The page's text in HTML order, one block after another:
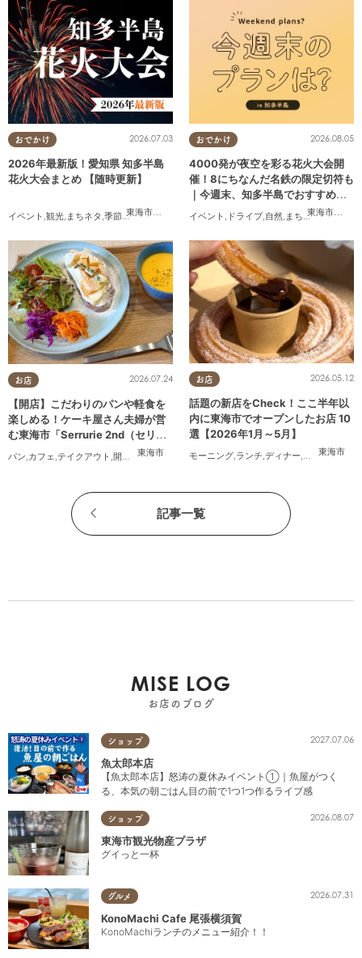
おでかけ
東海市
,大府市 知多市 東浦町, 阿久比町,半田市,常滑市,武豊
2026.07.03
2026年最新版！愛知県 知多半島
花火大会まとめ 【随時更新】
イベント ,観光, まちネタ ,季節ネタ ,まとめ記事 親子,夫婦 家族,カップル ,友人
おでかけ
東海市
,大府
2026.08.05
4000発が夜空を彩る花火大会開
催！8にちなんだ名鉄の限定切符も
｜今週末、知多半島でおすすめの
プラン【8/8(土)・9(日)】
イベント , ドライブ,自然, まちネタ ,季節ネタ
お店
東海市
2026.07.24
【開店】こだわりのパンや軽食を
楽しめる！ケーキ屋さん夫婦が営
む東海市「Serrurie 2nd（セリュ
リエ セカンド）」6/29(月)テスト
オープン
パン,カフェ,テイクアウト ,開店 専門店, まちネタ,親子,夫婦,家族,カップル,おひとりさま
お店
東海市
2026.05.12
話題の新店をCheck！ここ半年以
内に東海市でオープンしたお店 10
選【2026年1月～5月】
モーニング,ランチ,ディナー,パン,カフェ
記事一覧
MISE LOG
お店のブログ
ショップ 2027.07.06
魚太郎本店
【魚太郎本店】怒涛の夏休みイベント①｜魚屋がつく
る、本気の朝ごはん目の前で1つ1つ作るライブ感
ショップ 2026.08.07
東海市観光物産プラザ
グイっと一杯
グルメ 2026.07.31
KonoMachi Cafe 尾張横須賀
KonoMachiランチのメニュー紹介！！